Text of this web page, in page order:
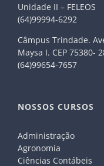
Unidade II – FELEOS
(64)99994-6292
Câmpus Trindade.
Maysa I. CEP 75380-
(64)99654-7657
NOSSOS CURSOS
Administração
Agronomia
Ciências Contábeis